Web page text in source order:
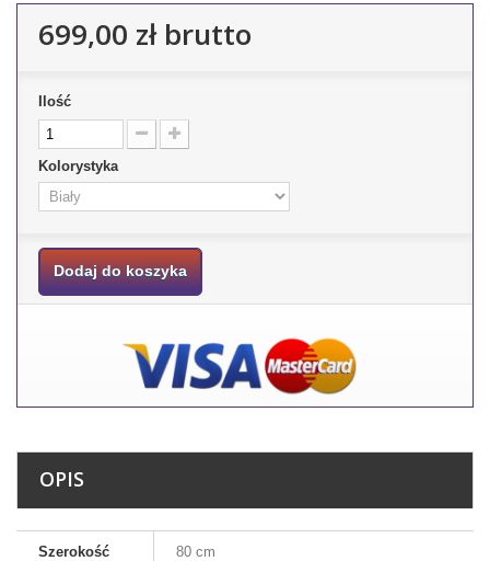
699,00 złbrutto
Ilość
Kolorystyka
Dodaj do koszyka
OPIS
Szerokość 80 cm